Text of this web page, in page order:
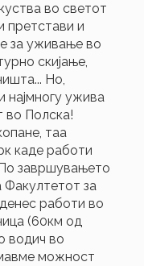
во светот
претстави и
за уживање во
скијање,
Но,
најмногу ужива
во Полска!
таа
каде работи
завршувањето
за
работи во
(60км од
водич во
можност